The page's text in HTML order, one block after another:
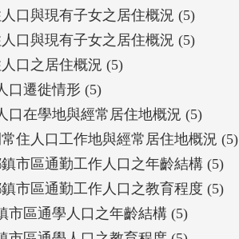
口與現有子女之居住概況 (5)
口與現有子女之居住概況 (5)
口之居住概況 (5)
口遷徙情形 (5)
口在學地與經常居住地概況 (5)
住人口工作地與經常居住地概況 (5)
市區通勤工作人口之年齡結構 (5)
市區通勤工作人口之教育程度 (5)
市區通學人口之年齡結構 (5)